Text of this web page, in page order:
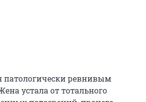
патологически ревнивым
устала от тотального